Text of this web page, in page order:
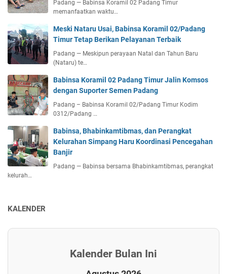
Padang — Babinsa Koramil 02 Padang Timur
memanfaatkan waktu…
Meski Nataru Usai, Babinsa Koramil 02/Padang
Timur Tetap Berikan Pelayanan Terbaik
Padang — Meskipun perayaan Natal dan Tahun Baru
(Nataru) te…
Babinsa Koramil 02 Padang Timur Jalin Komsos
dengan Suporter Semen Padang
Padang – Babinsa Koramil 02/Padang Timur Kodim
0312/Padang …
Babinsa, Bhabinkamtibmas, dan Perangkat
Kelurahan Simpang Haru Koordinasi Pencegahan
Banjir
Padang — Babinsa bersama Bhabinkamtibmas, perangkat
kelurah…
KALENDER
Kalender Bulan Ini